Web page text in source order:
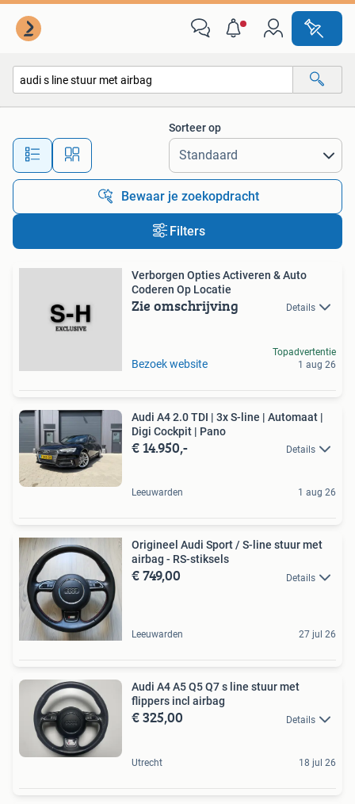
Alle afstanden…
Sorteer op
Bewaar je zoekopdracht
Filters
Verborgen Opties Activeren & Auto
Coderen Op Locatie
Zie omschrijving Details
Bezoek website
Topadvertentie
1 aug 26
Audi A4 2.0 TDI | 3x S-line | Automaat |
Digi Cockpit | Pano
€ 14.950,- Details
Leeuwarden 1 aug 26
Origineel Audi Sport / S-line stuur met
airbag - RS-stiksels
€ 749,00 Details
Leeuwarden 27 jul 26
Audi A4 A5 Q5 Q7 s line stuur met
flippers incl airbag
€ 325,00 Details
Utrecht 18 jul 26